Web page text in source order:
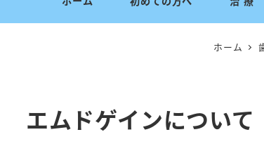
ホーム
エムドゲインについて